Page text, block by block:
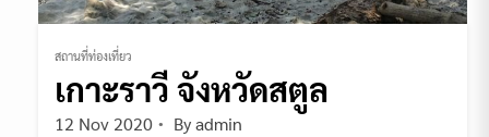
สถานที่ท่องเที่ยว
เกาะราวี จังหวัดสตูล
12 Nov 2020 Byadmin